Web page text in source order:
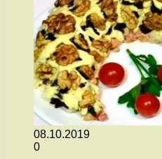
08.10.2019
0